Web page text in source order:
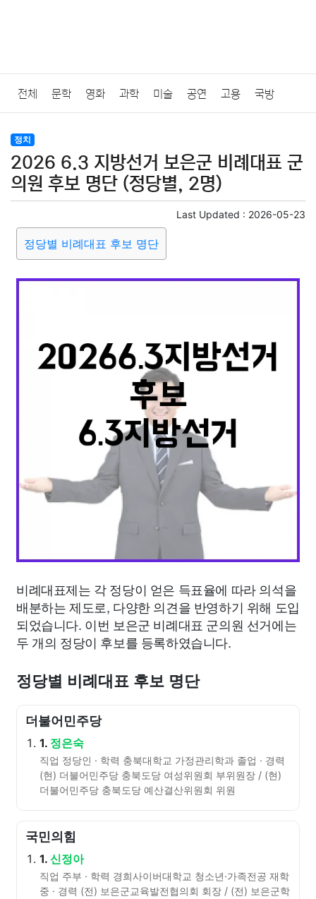
전체 문학 영화 과학 미술 공연 고용 국방
법률
질병 가요 방송 일상 주식 암호화폐 블록체인
미용 증권 인테리어
요리 상품리뷰 원예 금융
부동산 외국어 교육 교통 생활 기타
정치
2026 6.3 지방선거 보은군 비례대표 군
의원 후보 명단 (정당별, 2명)
Last Updated : 2026-05-23
정당별 비례대표 후보 명단
비례대표제는 각 정당이 얻은 득표율에 따라 의석을
배분하는 제도로, 다양한 의견을 반영하기 위해 도입
되었습니다. 이번 보은군 비례대표 군의원 선거에는
두 개의 정당이 후보를 등록하였습니다.
정당별 비례대표 후보 명단
더불어민주당
1. 정은숙
직업 정당인 · 학력 충북대학교 가정관리학과 졸업 · 경력
(현) 더불어민주당 충북도당 여성위원회 부위원장 / (현)
더불어민주당 충북도당 예산결산위원회 위원
국민의힘
1. 신정아
직업 주부 · 학력 경희사이버대학교 청소년·가족전공 재학
중 · 경력 (전) 보은군교육발전협의회 회장 / (전) 보은군학